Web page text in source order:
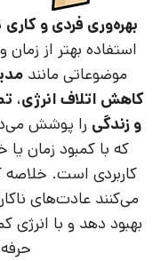
بهره‌وری فردی و کاری
استفاده بهتر از
موضوعاتی مانند
کاهش اتلاف انرژی،
و زندگی را پوشش
که با کمبود زمان
کاربردی است. خلاصه
می‌کنند عادت‌های
بهبود دهد و با انرژی